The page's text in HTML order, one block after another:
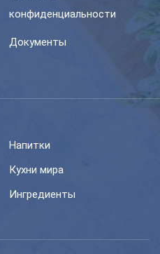
конфиденциальности
Документы
Напитки
Кухни мира
Ингредиенты